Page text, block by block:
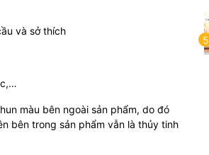
và sở thích
màu bên ngoài sản phẩm, do đó
bên trong sản phẩm vẫn là thủy tinh
5